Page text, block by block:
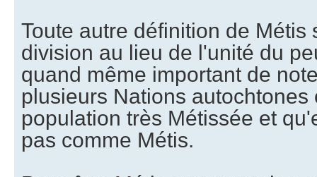
Toute autre définition de Métis
division au lieu de l'unité du
quand même important de
plusieurs Nations autochtones
population très Métissée et
pas comme Métis.